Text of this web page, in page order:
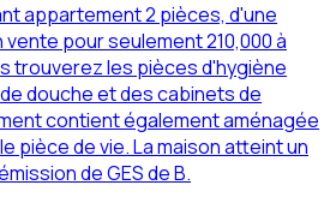
appartement 2 pièces, d'une
pour seulement 210,000 à
trouverez les pièces d'hygiène
douche et des cabinets de
contient également aménagée
pièce de vie. La maison atteint un
de GES de B.